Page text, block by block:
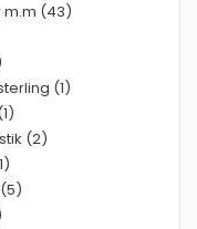
m.m (43)
(1)
(2)